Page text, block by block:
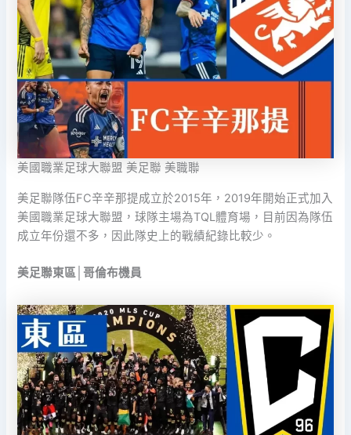
美國職業足球大聯盟 美足聯 美職聯
美足聯隊伍FC辛辛那提成立於2015年，2019年開始正式加入
美國職業足球大聯盟，球隊主場為TQL體育場，目前因為隊伍
成立年份還不多，因此隊史上的戰績紀錄比較少。
美足聯東區│哥倫布機員